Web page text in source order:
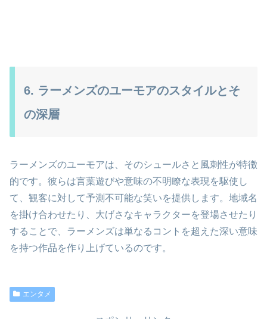
6. ラーメンズのユーモアのスタイルとそ
の深層
ラーメンズのユーモアは、そのシュールさと風刺性が特徴
的です。彼らは言葉遊びや意味の不明瞭な表現を駆使し
て、観客に対して予測不可能な笑いを提供します。地域名
を掛け合わせたり、大げさなキャラクターを登場させたり
することで、ラーメンズは単なるコントを超えた深い意味
を持つ作品を作り上げているのです。
エンタメ